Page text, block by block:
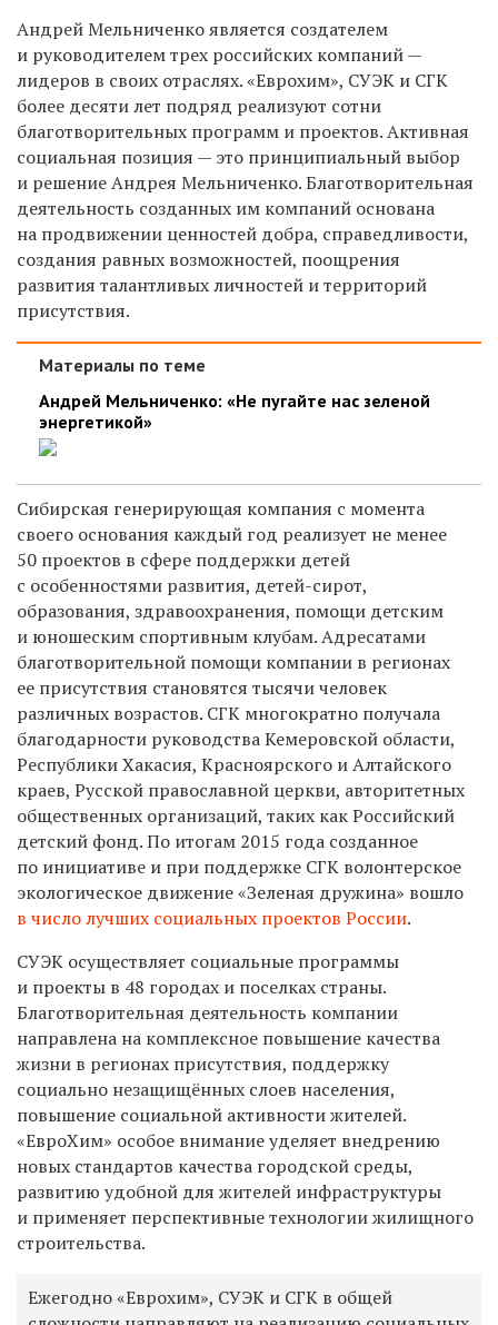
Андрей Мельниченко является создателем
и руководителем трех российских компаний —
лидеров в своих отраслях. «Еврохим», СУЭК и СГК
более десяти лет подряд реализуют сотни
благотворительных программ и проектов. Активная
социальная позиция — это принципиальный выбор
и решение Андрея Мельниченко. Благотворительная
деятельность созданных им компаний основана
на продвижении ценностей добра, справедливости,
создания равных возможностей, поощрения
развития талантливых личностей и территорий
присутствия.
Материалы по теме
Андрей Мельниченко: «Не пугайте нас зеленой
энергетикой»
Сибирская генерирующая компания с момента
своего основания каждый год реализует не менее
50 проектов в сфере поддержки детей
с особенностями развития, детей-сирот,
образования, здравоохранения, помощи детским
и юношеским спортивным клубам. Адресатами
благотворительной помощи компании в регионах
ее присутствия становятся тысячи человек
различных возрастов. СГК многократно получала
благодарности руководства Кемеровской области,
Республики Хакасия, Красноярского и Алтайского
краев, Русской православной церкви, авторитетных
общественных организаций, таких как Российский
детский фонд. По итогам 2015 года созданное
по инициативе и при поддержке СГК волонтерское
экологическое движение «Зеленая дружина» вошло
в число лучших социальных проектов России.
СУЭК осуществляет социальные программы
и проекты в 48 городах и поселках страны.
Благотворительная деятельность компании
направлена на комплексное повышение качества
жизни в регионах присутствия, поддержку
социально незащищённых слоев населения,
повышение социальной активности жителей.
«ЕвроХим» особое внимание уделяет внедрению
новых стандартов качества городской среды,
развитию удобной для жителей инфраструктуры
и применяет перспективные технологии жилищного
строительства.
Ежегодно «Еврохим», СУЭК и СГК в общей